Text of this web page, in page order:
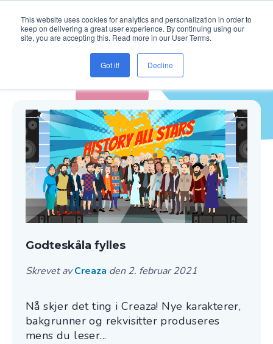
This website uses cookies for analytics and personalization in order to
keep on delivering a great user experience. By continuing using our
site, you are accepting this. Read more in our User Terms.
Got it! Decline
Blogg ( Kreativitet )
Godteskåla fylles
Skrevet avCreaza den 2. februar 2021
Nå skjer det ting i Creaza! Nye karakterer,
bakgrunner og rekvisitter produseres
mens du leser...